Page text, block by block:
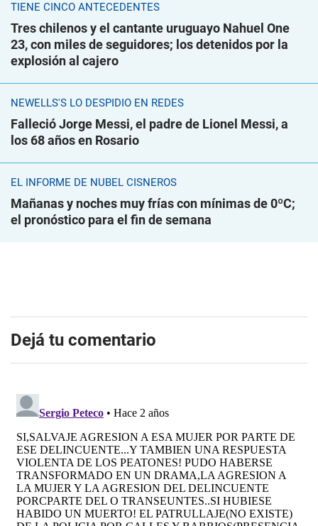
TIENE CINCO ANTECEDENTES
Tres chilenos y el cantante uruguayo Nahuel One
23, con miles de seguidores; los detenidos por la
explosión al cajero
NEWELLS'S LO DESPIDIÓ EN REDES
Falleció Jorge Messi, el padre de Lionel Messi, a
los 68 años en Rosario
EL INFORME DE NUBEL CISNEROS
Mañanas y noches muy frías con mínimas de 0ºC;
el pronóstico para el fin de semana
Dejá tu comentario